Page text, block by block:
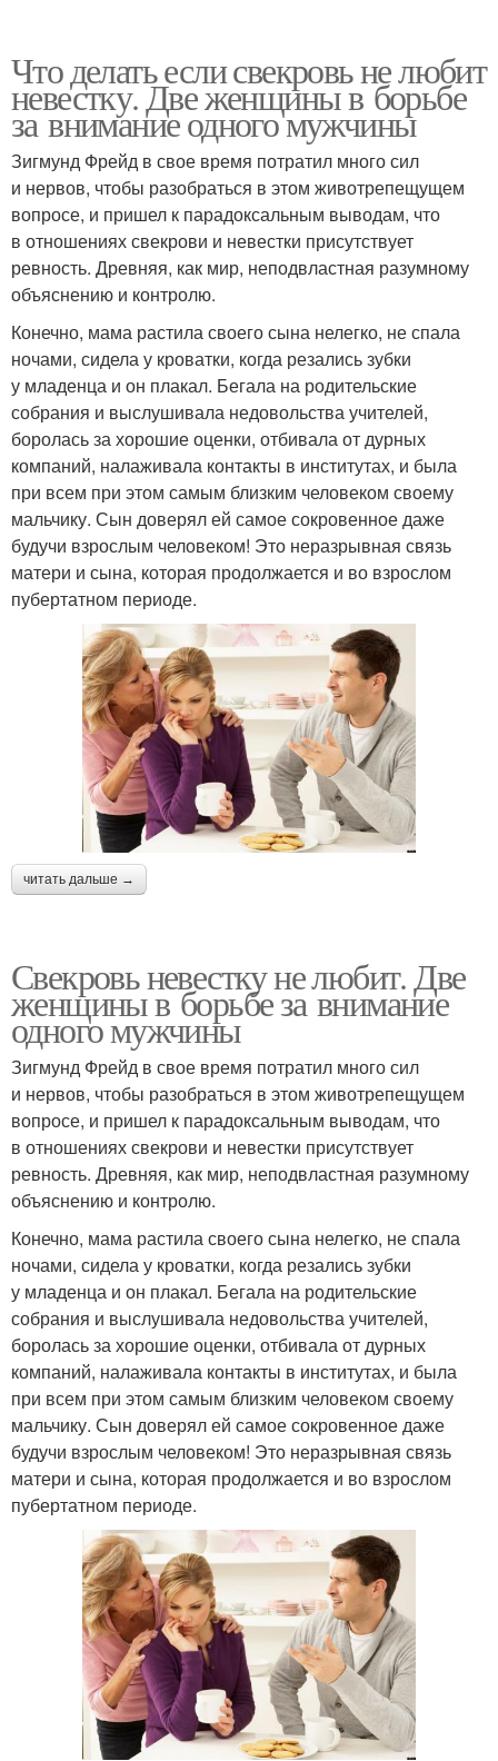
Что делать если свекровь не любит
невестку. Две женщины в борьбе
за внимание одного мужчины
Зигмунд Фрейд в свое время потратил много сил
и нервов, чтобы разобраться в этом животрепещущем
вопросе, и пришел к парадоксальным выводам, что
в отношениях свекрови и невестки присутствует
ревность. Древняя, как мир, неподвластная разумному
объяснению и контролю.
Конечно, мама растила своего сына нелегко, не спала
ночами, сидела у кроватки, когда резались зубки
у младенца и он плакал. Бегала на родительские
собрания и выслушивала недовольства учителей,
боролась за хорошие оценки, отбивала от дурных
компаний, налаживала контакты в институтах, и была
при всем при этом самым близким человеком своему
мальчику. Сын доверял ей самое сокровенное даже
будучи взрослым человеком! Это неразрывная связь
матери и сына, которая продолжается и во взрослом
пубертатном периоде.
читать дальше →
Свекровь невестку не любит. Две
женщины в борьбе за внимание
одного мужчины
Зигмунд Фрейд в свое время потратил много сил
и нервов, чтобы разобраться в этом животрепещущем
вопросе, и пришел к парадоксальным выводам, что
в отношениях свекрови и невестки присутствует
ревность. Древняя, как мир, неподвластная разумному
объяснению и контролю.
Конечно, мама растила своего сына нелегко, не спала
ночами, сидела у кроватки, когда резались зубки
у младенца и он плакал. Бегала на родительские
собрания и выслушивала недовольства учителей,
боролась за хорошие оценки, отбивала от дурных
компаний, налаживала контакты в институтах, и была
при всем при этом самым близким человеком своему
мальчику. Сын доверял ей самое сокровенное даже
будучи взрослым человеком! Это неразрывная связь
матери и сына, которая продолжается и во взрослом
пубертатном периоде.